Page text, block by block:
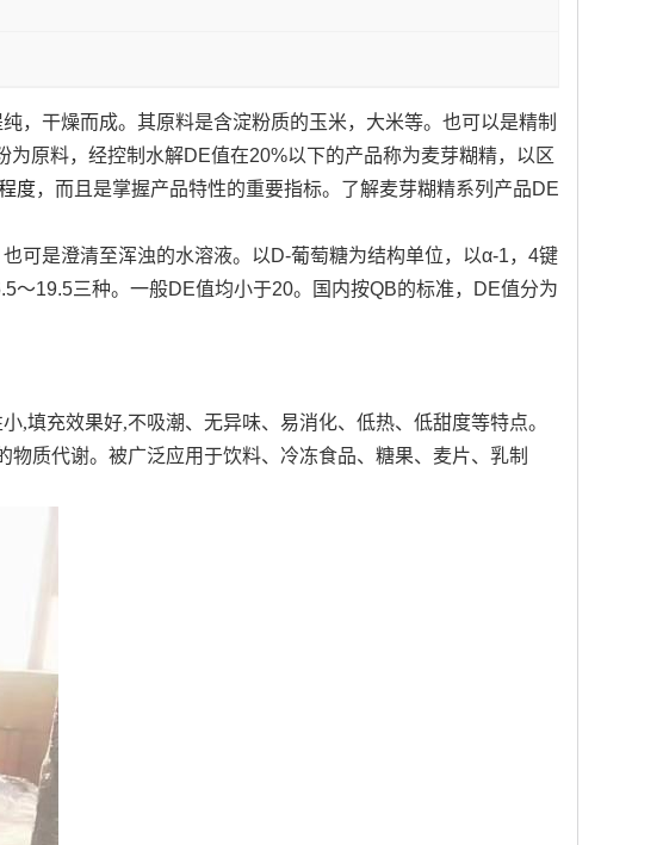
，干燥而成。其原料是含淀粉质的玉米，大米等。也可以是精制
原料，经控制水解DE值在20%以下的产品称为麦芽糊精，以区
度，而且是掌握产品特性的重要指标。了解麦芽糊精系列产品DE
可是澄清至浑浊的水溶液。以D-葡萄糖为结构单位，以α-1，4键
19.5三种。一般DE值均小于20。国内按QB的标准，DE值分为
,填充效果好,不吸潮、无异味、易消化、低热、低甜度等特点。
质代谢。被广泛应用于饮料、冷冻食品、糖果、麦片、乳制